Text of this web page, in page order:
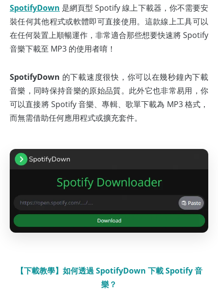
SpotifyDown 是網頁型 Spotify 線上下載器，你不需要安
裝任何其他程式或軟體即可直接使用。這款線上工具可以
在任何裝置上順暢運作，非常適合那些想要快速將 Spotify
音樂下載至 MP3 的使用者唷！
SpotifyDown 的下載速度很快，你可以在幾秒鐘內下載
音樂，同時保持音樂的原始品質。此外它也非常易用，你
可以直接將 Spotify 音樂、專輯、歌單下載為 MP3 格式，
而無需借助任何應用程式或擴充套件。
【下載教學】如何透過 SpotifyDown 下載 Spotify 音
樂？